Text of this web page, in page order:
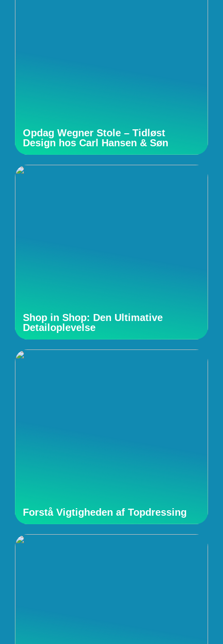
Opdag Wegner Stole – Tidløst
Design hos Carl Hansen & Søn
Shop in Shop: Den Ultimative
Detailoplevelse
Forstå Vigtigheden af Topdressing